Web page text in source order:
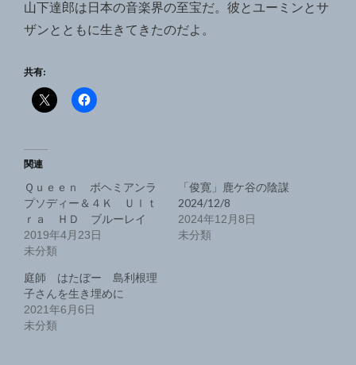
山下達郎は日本の音楽界の至宝だ。彼とユーミンとサ
ザンとともに生きてきたのだよ。
共有:
関連
Ｑｕｅｅｎ ボヘミアンラ
プソディー＆４Ｋ Ｕｌｔ
ｒａ ＨＤ ブルーレイ
2019年4月23日
未分類
「俊寛」鹿ケ谷の陰謀
2024/12/8
2024年12月8日
未分類
庭師 はたぼー 島利根理
子さんを生き埋めに
2021年6月6日
未分類